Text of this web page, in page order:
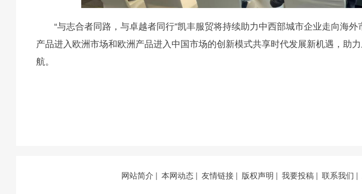
“与志合者同路，与卓越者同行”凯丰服贸将持续助力中西部城市企业走向海
产品进入欧洲市场和欧洲产品进入中国市场的创新模式共享时代发展新机遇，助
航。
网站简介 本网动态 友情链接 版权声明 我要投稿 联系我们